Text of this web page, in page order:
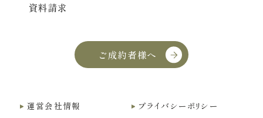
資料請求
ご成約者様へ
運営会社情報 プライバシーポリシー
こちら